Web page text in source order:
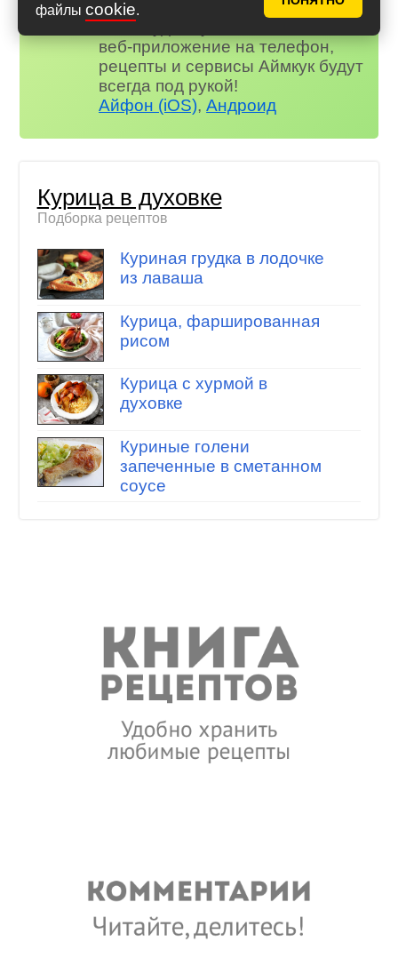
файлы cookie.
Не забудьте установить наше
веб-приложение на телефон,
рецепты и сервисы Аймкук будут
всегда под рукой!
Айфон (iOS),Андроид
Курица в духовке
Подборка рецептов
Куриная грудка в лодочке
из лаваша
Курица, фаршированная
рисом
Курица с хурмой в
духовке
Куриные голени
запеченные в сметанном
соусе